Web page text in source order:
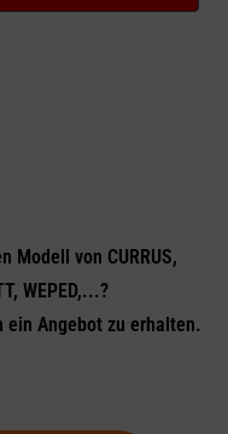
Modell von CURRUS,
WEPED,...?
ein Angebot zu erhalten.